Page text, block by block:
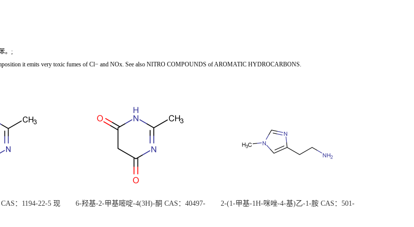
。;
it emits very toxic fumes of Cl− and NOx. See also NITRO COMPOUNDS of AROMATIC HYDROCARBONS.
：1194-22-5 现
6-羟基-2-甲基嘧啶-4(3H)-酮 CAS：40497-
2-(1-甲基-1H-咪唑-4-基)乙-1-胺 CAS：501-